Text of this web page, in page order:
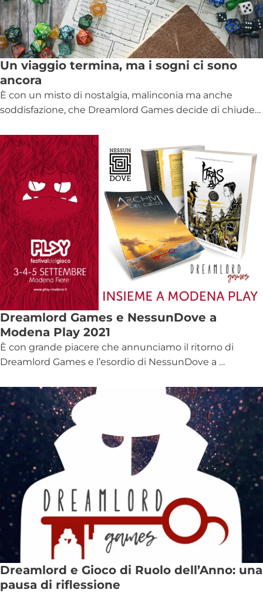
Un viaggio termina, ma i sogni ci sono
ancora
È con un misto di nostalgia, malinconia ma anche
soddisfazione, che Dreamlord Games decide di chiude…
Dreamlord Games e NessunDove a
Modena Play 2021
È con grande piacere che annunciamo il ritorno di
Dreamlord Games e l’esordio di NessunDove a …
Dreamlord e Gioco di Ruolo dell’Anno: una
pausa di riflessione